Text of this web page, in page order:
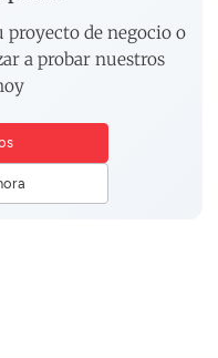
de negocio o
a probar nuestros